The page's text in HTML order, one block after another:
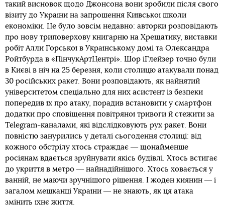
такий висновок щодо Джонсона вони зробили після свого
візиту до України на запрошення Київської школи
економіки. Це було зовсім недавно: авторки розповідають
про нову триповерхову книгарню на Хрещатику, виставки
робіт Алли Горської в Українському домі та Олександра
Ройтбурда в «ПінчукАртЦентрі». Шор іГлейзер точно були
в Києві в ніч на 25 березня, коли столицю атакували понад
30 російських ракет. Вони розповідають, як найнятий
університетом спеціально для них асистент із безпеки
попередив їх про атаку, порадив встановити у смартфон
додатки про сповіщення повітряної тривоги й стежити за
Telegram-каналами, які відслідковують рух ракет. Вони
повністю занурились у деталі сьогодення столиці: від
кожного обстрілу хтось страждає ― щонайменше
росіянам вдається зруйнувати якісь будівлі. Хтось встигає
до укриття в метро ― найнадійнішого. Хтось ховається у
ванній, не маючи зручнішого рішення. І жоден киянин ― і
загалом мешканці України ― не знають, як ця атака
змінить їхнє життя.